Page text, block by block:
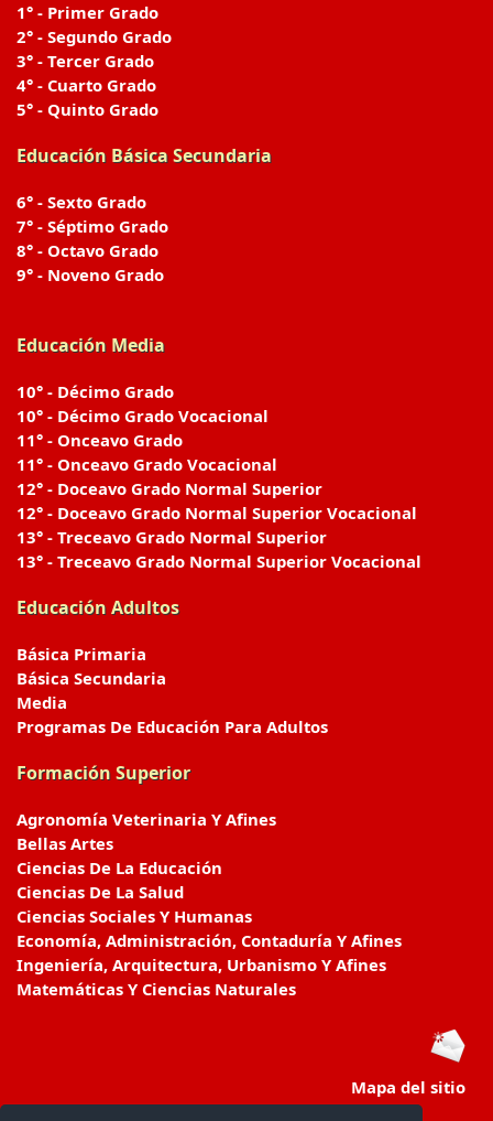
1° - Primer Grado
2° - Segundo Grado
3° - Tercer Grado
4° - Cuarto Grado
5° - Quinto Grado
Educación Básica Secundaria
6° - Sexto Grado
7° - Séptimo Grado
8° - Octavo Grado
9° - Noveno Grado
Educación Media
10° - Décimo Grado
10° - Décimo Grado Vocacional
11° - Onceavo Grado
11° - Onceavo Grado Vocacional
12° - Doceavo Grado Normal Superior
12° - Doceavo Grado Normal Superior Vocacional
13° - Treceavo Grado Normal Superior
13° - Treceavo Grado Normal Superior Vocacional
Educación Adultos
Básica Primaria
Básica Secundaria
Media
Programas De Educación Para Adultos
Formación Superior
Agronomía Veterinaria Y Afines
Bellas Artes
Ciencias De La Educación
Ciencias De La Salud
Ciencias Sociales Y Humanas
Economía, Administración, Contaduría Y Afines
Ingeniería, Arquitectura, Urbanismo Y Afines
Matemáticas Y Ciencias Naturales
Mapa del sitio